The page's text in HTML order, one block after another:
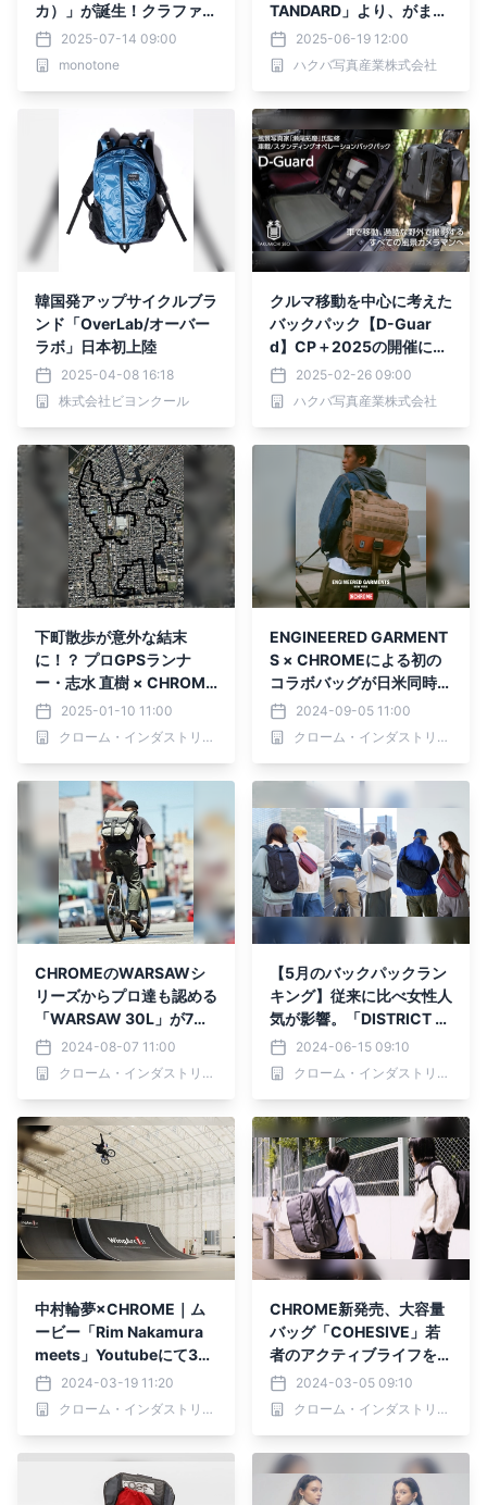
カ）」が誕生！クラファン
初日で目標達成！
2025-07-14 09:00
monotone
TANDARD」より、がま口
タイプでガバっと開くダレ
スシリーズ4モデル新発
売！
2025-06-19 12:00
ハクバ写真産業株式会社
韓国発アップサイクルブラ
ンド「OverLab/オーバー
ラボ」日本初上陸
2025-04-08 16:18
株式会社ビヨンクール
クルマ移動を中心に考えた
バックパック【D-Guar
d】CP＋2025の開催に合
わせてクラウドファンディ
ング開始！
2025-02-26 09:00
ハクバ写真産業株式会社
下町散歩が意外な結末
に！？ プロGPSランナ
ー・志水 直樹 × CHROME
のコラボ動画を公開
2025-01-10 11:00
クローム・インダストリーズジャパン合同会社
ENGINEERED GARMENT
S × CHROMEによる初の
コラボバッグが日米同時発
売
2024-09-05 11:00
クローム・インダストリーズジャパン合同会社
CHROMEのWARSAWシ
リーズからプロ達も認める
「WARSAW 30L」が7月
末に新登場
2024-08-07 11:00
クローム・インダストリーズジャパン合同会社
【5月のバックパックラン
キング】従来に比べ女性人
気が影響。「DISTRICT C
OLLECTION」人気ランキ
ングを発表
2024-06-15 09:10
クローム・インダストリーズジャパン合同会社
中村輪夢×CHROME｜ム
ービー「Rim Nakamura
meets」Youtubeにて3月
18日公開。躍動感と利便
性、中村輪夢のとある1日
を切り取る
2024-03-19 11:20
クローム・インダストリーズジャパン合同会社
CHROME新発売、大容量
バッグ「COHESIVE」若
者のアクティブライフを支
える｜ベストオブザイヤー
2024受賞
2024-03-05 09:10
クローム・インダストリーズジャパン合同会社